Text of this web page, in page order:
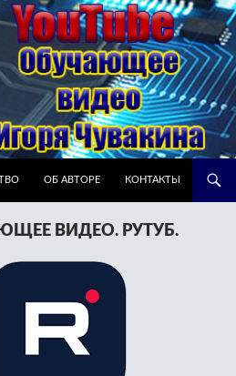
ОБ АВТОРЕ КОНТАКТЫ
ВИДЕО. РУТУБ.